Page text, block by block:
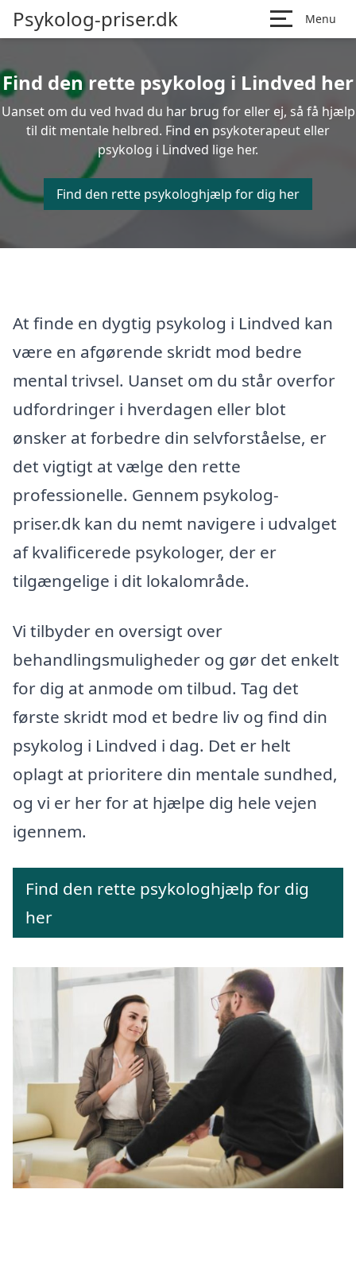
Psykolog-priser.dk Menu
Find den rette psykolog i Lindved her
Uanset om du ved hvad du har brug for eller ej, så få hjælp
til dit mentale helbred. Find en psykoterapeut eller
psykolog i Lindved lige her.
Find den rette psykologhjælp for dig her
At finde en dygtig psykolog i Lindved kan
være en afgørende skridt mod bedre
mental trivsel. Uanset om du står overfor
udfordringer i hverdagen eller blot
ønsker at forbedre din selvforståelse, er
det vigtigt at vælge den rette
professionelle. Gennem psykolog-
priser.dk kan du nemt navigere i udvalget
af kvalificerede psykologer, der er
tilgængelige i dit lokalområde.
Vi tilbyder en oversigt over
behandlingsmuligheder og gør det enkelt
for dig at anmode om tilbud. Tag det
første skridt mod et bedre liv og find din
psykolog i Lindved i dag. Det er helt
oplagt at prioritere din mentale sundhed,
og vi er her for at hjælpe dig hele vejen
igennem.
Find den rette psykologhjælp for dig
her